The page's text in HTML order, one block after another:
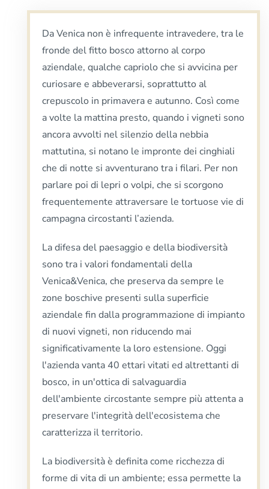
Da Venica non è infrequente intravedere, tra le
fronde del fitto bosco attorno al corpo
aziendale, qualche capriolo che si avvicina per
curiosare e abbeverarsi, soprattutto al
crepuscolo in primavera e autunno. Così come
a volte la mattina presto, quando i vigneti sono
ancora avvolti nel silenzio della nebbia
mattutina, si notano le impronte dei cinghiali
che di notte si avventurano tra i filari. Per non
parlare poi di lepri o volpi, che si scorgono
frequentemente attraversare le tortuose vie di
campagna circostanti l’azienda.
La difesa del paesaggio e della biodiversità
sono tra i valori fondamentali della
Venica&Venica, che preserva da sempre le
zone boschive presenti sulla superficie
aziendale fin dalla programmazione di impianto
di nuovi vigneti, non riducendo mai
significativamente la loro estensione. Oggi
l'azienda vanta 40 ettari vitati ed altrettanti di
bosco, in un'ottica di salvaguardia
dell'ambiente circostante sempre più attenta a
preservare l'integrità dell'ecosistema che
caratterizza il territorio.
La biodiversità è definita come ricchezza di
forme di vita di un ambiente; essa permette la